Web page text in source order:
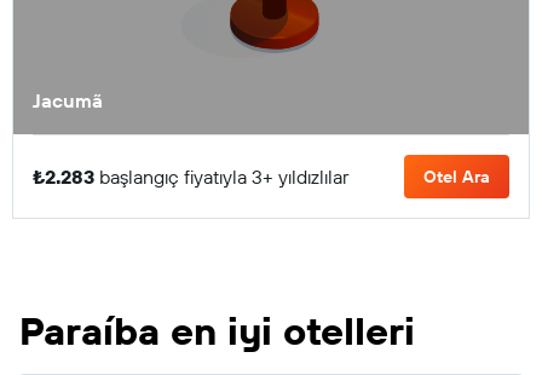
Jacumã
₺2.283 başlangıç fiyatıyla 3+ yıldızlılar Otel Ara
Paraíba en iyi otelleri